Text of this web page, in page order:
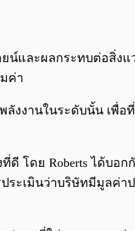
ยน์และผลกระทบต่อสิ่ง
ค่า
งงานในระดับนั้น เพื่อ
โดย Roberts ได้บอกกั
ระเมินว่าบริษัทมีมูลค่า